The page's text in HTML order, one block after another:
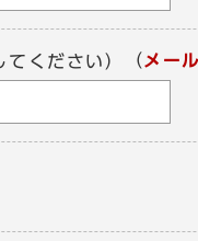
ください） （メー